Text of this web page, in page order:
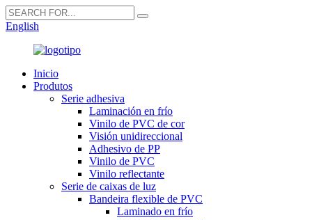
English
Inicio
Produtos
Serie adhesiva
Laminación en frío
Vinilo de PVC de cor
Visión unidireccional
Adhesivo de PP
Vinilo de PVC
Vinilo reflectante
Serie de caixas de luz
Bandeira flexible de PVC
Laminado en frío